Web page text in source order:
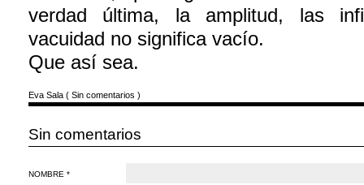
verdad última, la amplitud, las
vacuidad no significa vacío.
Que así sea.
Eva Sala ( Sin comentarios )
Sin comentarios
NOMBRE *